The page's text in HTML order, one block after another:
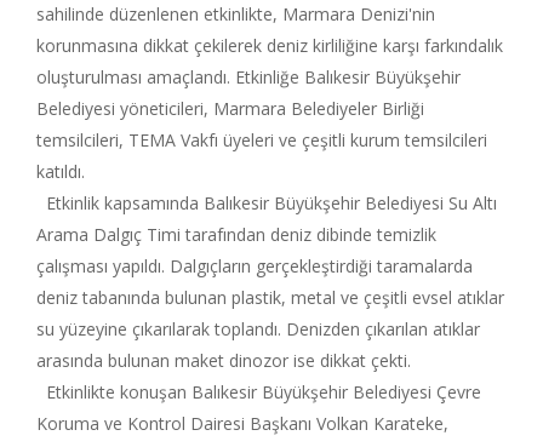
sahilinde düzenlenen etkinlikte, Marmara Denizi'nin
korunmasına dikkat çekilerek deniz kirliliğine karşı farkındalık
oluşturulması amaçlandı. Etkinliğe Balıkesir Büyükşehir
Belediyesi yöneticileri, Marmara Belediyeler Birliği
temsilcileri, TEMA Vakfı üyeleri ve çeşitli kurum temsilcileri
katıldı.
Etkinlik kapsamında Balıkesir Büyükşehir Belediyesi Su Altı
Arama Dalgıç Timi tarafından deniz dibinde temizlik
çalışması yapıldı. Dalgıçların gerçekleştirdiği taramalarda
deniz tabanında bulunan plastik, metal ve çeşitli evsel atıklar
su yüzeyine çıkarılarak toplandı. Denizden çıkarılan atıklar
arasında bulunan maket dinozor ise dikkat çekti.
Etkinlikte konuşan Balıkesir Büyükşehir Belediyesi Çevre
Koruma ve Kontrol Dairesi Başkanı Volkan Karateke,